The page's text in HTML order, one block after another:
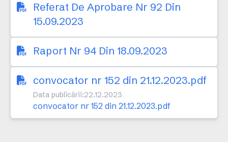
Referat De Aprobare Nr 92 Din
15.09.2023
Raport Nr 94 Din 18.09.2023
convocator nr 152 din 21.12.2023.pdf
Data publicării:22.12.2023
convocator nr 152 din 21.12.2023.pdf